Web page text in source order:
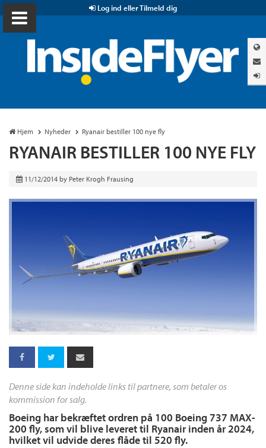
Log ind eller Tilmeld dig
Hjem Nyheder Ryanair bestiller 100 nye fly
RYANAIR BESTILLER 100 NYE FLY
11/12/2014 by Peter Krogh Frausing
Denne side kan indeholde links til partnere, som betaler os
kommission for salg.
Boeing har bekræftet ordren på 100 Boeing 737 MAX-
200 fly, som vil blive leveret til Ryanair inden år 2024,
hvilket vil udvide deres flåde til 520 fly.